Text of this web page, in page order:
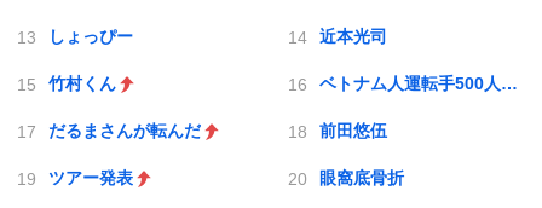
しょっぴー 近本光司
竹村くん ベトナム人運転手500人採用
だるまさんが転んだ 前田悠伍
ツアー発表 眼窩底骨折